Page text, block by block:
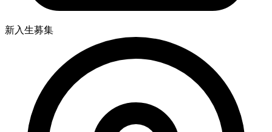
新入生募集